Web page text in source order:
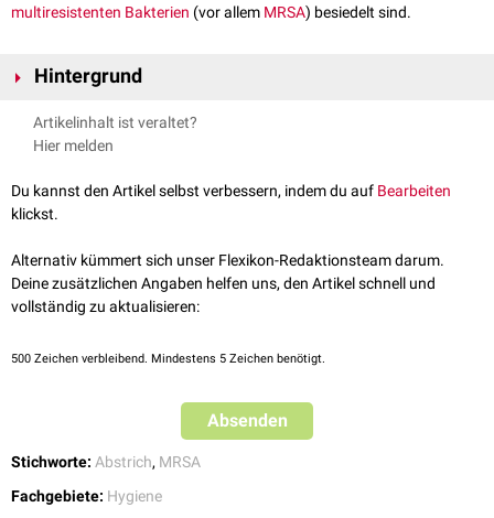
multiresistenten Bakterien (vor allem MRSA) besiedelt sind.
Hintergrund
Für MRSA hat der - oder
Nachweisquote. Neben dem Inguinalabstrich werden für das MRSA-
Artikelinhalt ist veraltet?
Hier melden
Du kannst den Artikel selbst verbessern, indem du auf Bearbeiten
klickst.
Alternativ kümmert sich unser Flexikon-Redaktionsteam darum.
Deine zusätzlichen Angaben helfen uns, den Artikel schnell und
vollständig zu aktualisieren:
500 Zeichen verbleibend. Mindestens 5 Zeichen benötigt.
Absenden
Stichworte: Abstrich, MRSA
Fachgebiete: Hygiene